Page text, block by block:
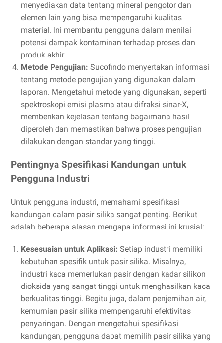
menyediakan data tentang mineral pengotor dan
elemen lain yang bisa mempengaruhi kualitas
material. Ini membantu pengguna dalam menilai
potensi dampak kontaminan terhadap proses dan
produk akhir.
Metode Pengujian: Sucofindo menyertakan informasi
tentang metode pengujian yang digunakan dalam
laporan. Mengetahui metode yang digunakan, seperti
spektroskopi emisi plasma atau difraksi sinar-X,
memberikan kejelasan tentang bagaimana hasil
diperoleh dan memastikan bahwa proses pengujian
dilakukan dengan standar yang tinggi.
Pentingnya Spesifikasi Kandungan untuk
Pengguna Industri
Untuk pengguna industri, memahami spesifikasi
kandungan dalam pasir silika sangat penting. Berikut
adalah beberapa alasan mengapa informasi ini krusial:
Kesesuaian untuk Aplikasi: Setiap industri memiliki
kebutuhan spesifik untuk pasir silika. Misalnya,
industri kaca memerlukan pasir dengan kadar silikon
dioksida yang sangat tinggi untuk menghasilkan kaca
berkualitas tinggi. Begitu juga, dalam penjernihan air,
kemurnian pasir silika mempengaruhi efektivitas
penyaringan. Dengan mengetahui spesifikasi
kandungan, pengguna dapat memilih pasir silika yang